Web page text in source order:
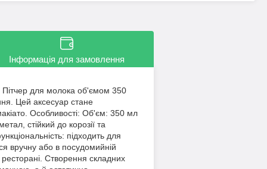
Інформація для замовлення
Пітчер для молока об'ємом 350
Цей аксесуар стане
Особливості: Об'єм: 350 мл
стійкий до корозії та
підходить для
вручну або в посудомийній
Створення складних